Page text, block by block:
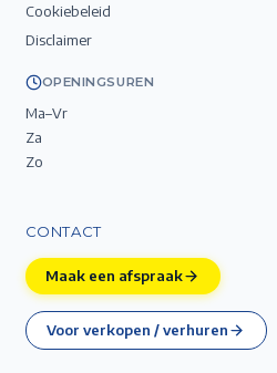
Cookiebeleid
Disclaimer
OPENINGSUREN
Ma–Vr
Za
Zo
CONTACT
Maak een afspraak
Voor verkopen / verhuren